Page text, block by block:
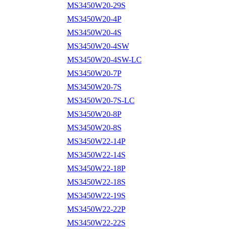
MS3450W20-29S
MS3450W20-4P
MS3450W20-4S
MS3450W20-4SW
MS3450W20-4SW-LC
MS3450W20-7P
MS3450W20-7S
MS3450W20-7S-LC
MS3450W20-8P
MS3450W20-8S
MS3450W22-14P
MS3450W22-14S
MS3450W22-18P
MS3450W22-18S
MS3450W22-19S
MS3450W22-22P
MS3450W22-22S